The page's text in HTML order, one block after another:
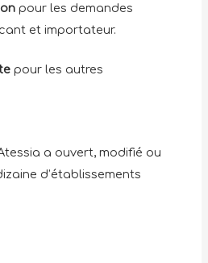
pour les demandes
et importateur.
pour les autres
a ouvert, modifié ou
d’établissements